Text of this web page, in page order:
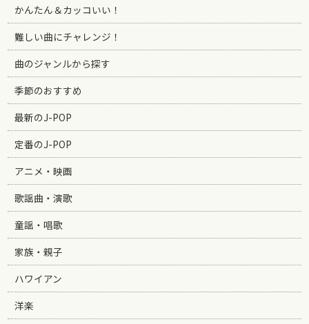
かんたん＆カッコいい！
難しい曲にチャレンジ！
曲のジャンルから探す
季節のおすすめ
最新のJ-POP
定番のJ-POP
アニメ・映画
歌謡曲・演歌
童謡・唱歌
家族・親子
ハワイアン
洋楽